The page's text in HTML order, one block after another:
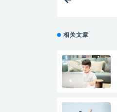
相关文章